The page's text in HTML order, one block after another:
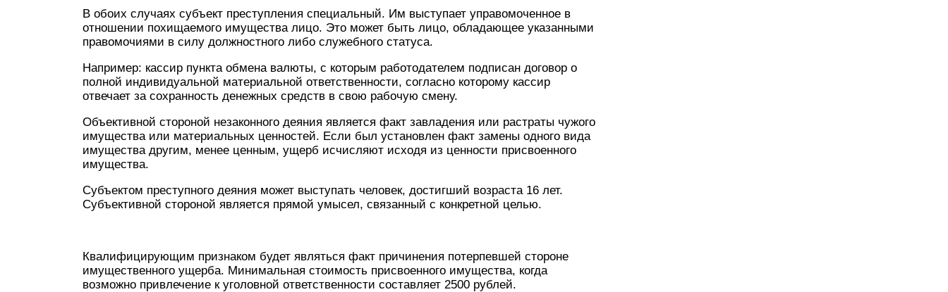
В обоих случаях субъект преступления специальный. Им выступает управомоченное в
отношении похищаемого имущества лицо. Это может быть лицо, обладающее указанными
правомочиями в силу должностного либо служебного статуса.
Например: кассир пункта обмена валюты, с которым работодателем подписан договор о
полной индивидуальной материальной ответственности, согласно которому кассир
отвечает за сохранность денежных средств в свою рабочую смену.
Объективной стороной незаконного деяния является факт завладения или растраты чужого
имущества или материальных ценностей. Если был установлен факт замены одного вида
имущества другим, менее ценным, ущерб исчисляют исходя из ценности присвоенного
имущества.
Субъектом преступного деяния может выступать человек, достигший возраста 16 лет.
Субъективной стороной является прямой умысел, связанный с конкретной целью.
Квалифицирующим признаком будет являться факт причинения потерпевшей стороне
имущественного ущерба. Минимальная стоимость присвоенного имущества, когда
возможно привлечение к уголовной ответственности составляет 2500 рублей.